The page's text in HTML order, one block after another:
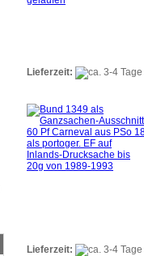
Lieferzeit:
Lieferzeit: